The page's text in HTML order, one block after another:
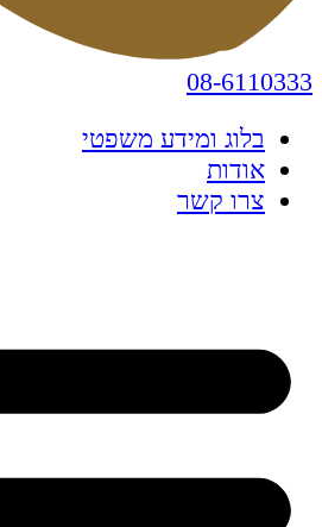
08-6110333
בלוג ומידע משפטי
אודות
צרו קשר